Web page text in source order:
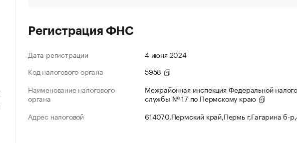
Регистрация ФНС
Дата регистрации
4 июня 2024
Код налогового органа
5958
Наименование налогового
органа
Межрайонная инспекция Федеральной
службы № 17 по Пермскому краю
Адрес налоговой
614070,Пермский край,Пермь г,Гагарина б-